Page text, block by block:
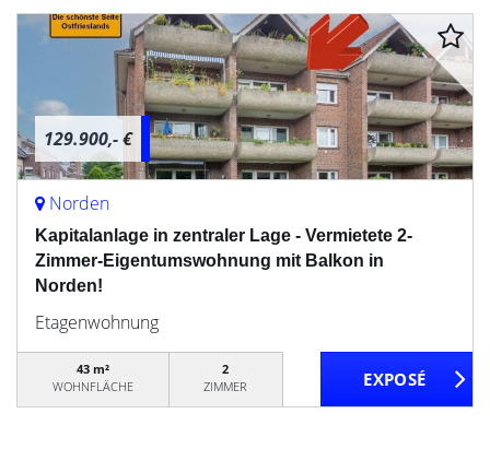
129.900,- €
Norden
Kapitalanlage in zentraler Lage - Vermietete 2-
Zimmer-Eigentumswohnung mit Balkon in
Norden!
Etagenwohnung
43 m²
WOHNFLÄCHE
2
ZIMMER